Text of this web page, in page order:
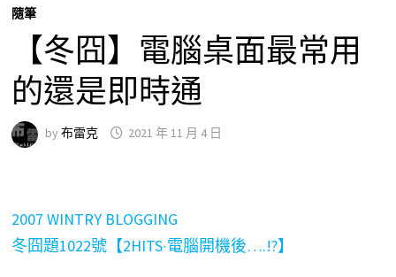
隨筆
【冬囧】電腦桌面最常用
的還是即時通
by 布雷克 2021 年 11 月 4 日
2007 WINTRY BLOGGING
冬囧題1022號【2HITS‧電腦開機後….!?】